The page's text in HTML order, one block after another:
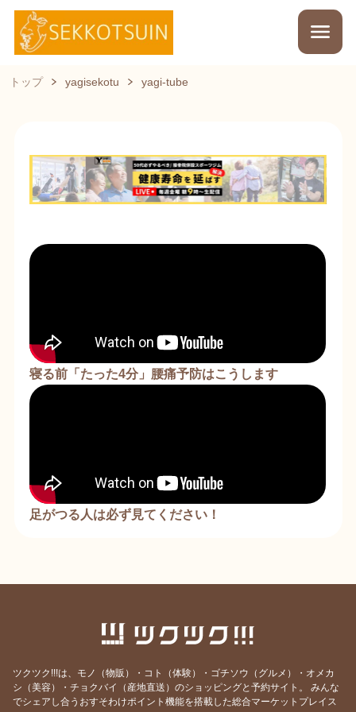
トップ yagisekotu yagi-tube
寝る前「たった4分」腰痛予防はこうします
足がつる人は必ず見てください！
ツクツク!!!は、モノ（物販）・コト（体験）・ゴチソウ（グルメ）・オメカ
シ（美容）・チョクバイ（産地直送）のショッピングと予約サイト。
みんな
でシェアし合うおすそわけポイント機能を搭載した総合マーケットプレイス